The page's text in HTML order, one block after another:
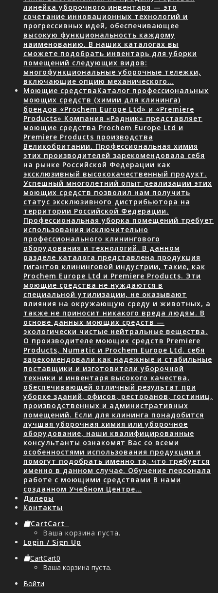
линейка уборочного инвентаря — это
сочетание инновационных технологий и
прогрессивных идей, обеспечивающее
высокую функциональность каждому
наименованию. В наших каталогах вы
сможете подобрать инвентарь для уборки
помещений следующих видов:
многофункциональные уборочные тележки,
включающие опцию механического…
Моющие средстваКаталог профессиональных
моющих средств (химии для клининга)
брендов «Prochem Europe Ltd» и «Premiere
Products» Компания «Радник» представляет
моющие средства Prochem Europe Ltd и
Premiere Products производства
Великобритании. Профессиональная химия
этих производителей зарекомендовала себя
на рынке Российской Федерации как
эксклюзивный высококачественный продукт.
Успешный многолетний опыт реализации этих
моющих средств позволил нам получить
статус эксклюзивного дистрибьютора на
территории Российской Федерации.
Профессиональная уборка помещений требует
использования исключительно
профессионального клинингового
оборудования и технологий. В данном
разделе каталога представлена продукция
гигантов клининговой индустрии, такие, как
Prochem Europe Ltd и Premiere Products. Эти
моющие средства не нуждаются в
специальной утилизации, не оказывают
влияния на окружающую среду и животных, а
также не приносит никакого вреда людям. В
основе данных моющих средств —
экологически чистые нейтральные вещества.
О производителе моющих средств Premiere
Products, Numatic и Prochem Europe Ltd. себя
зарекомендовали как надежные и стабильные
поставщики и изготовители уборочной
техники и инвентаря высокого качества,
обеспечивающей отличный результат при
уборке зданий, офисов, ресторанов, гостиниц,
производственных и административных
помещений. Если для клининга понадобится
лучшая уборочная химия или уборочное
оборудование, наши квалифицированные
консультанты ознакомят Вас со всеми
особенностями использования продукции и
помогут подобрать именно то, что требуется
именно в данном случае. Обучение персонала
работе с моющими средствами В нами
созданном Учебном Центре…
Дилеры
Контакты
CartCart
Ваша корзина пуста.
Login / Sign Up
CartCart0
Ваша корзина пуста.
Войти